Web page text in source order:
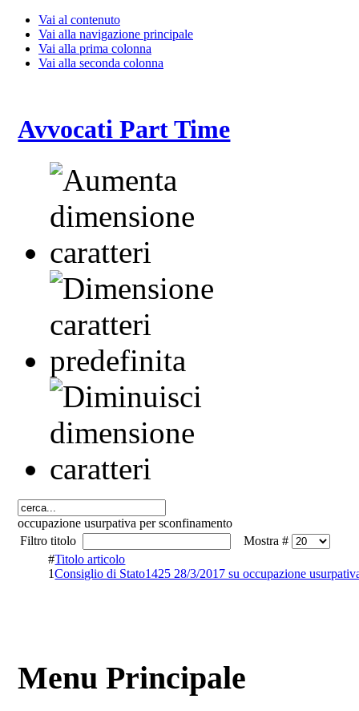
Vai al contenuto
Vai alla navigazione principale
Vai alla prima colonna
Vai alla seconda colonna
Avvocati Part Time
occupazione usurpativa per sconfinamento
Filtro titolo
Mostra #
#Titolo articolo
1Consiglio di Stato1425 28/3/2017 su occupazione
Menu Principale